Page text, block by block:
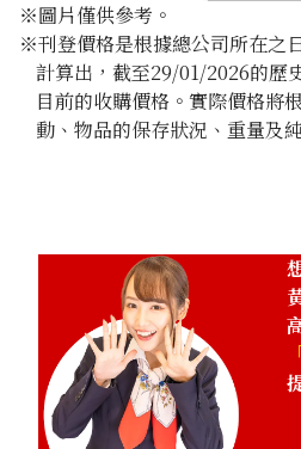
18K gold (K18) Kihei necklace
※圖片僅供參考。
※刊登價格是根據總公司所在之
計算出，截至29/01/2026的歷
目前的收購價格。實際價格將
動、物品的保存狀況、重量及